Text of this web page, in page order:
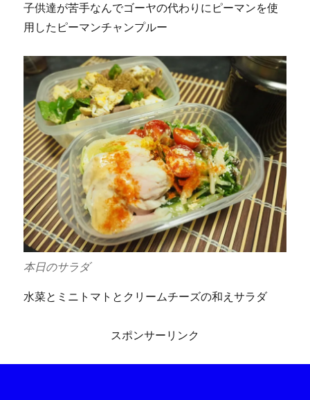
子供達が苦手なんでゴーヤの代わりにピーマンを使
用したピーマンチャンプルー
本日のサラダ
水菜とミニトマトとクリームチーズの和えサラダ
スポンサーリンク